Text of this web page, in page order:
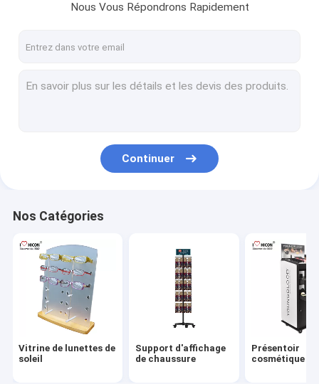
Montages de magasin d'habillement
Supports d'affichage de tuile
Présentoir d'accessoires
Supports métalliques à affichage
supports d'affichage en bois
Vitrine acrylique
présentoirs de plancher
Nous Vous Répondrons Rapidement
Continuer
Nos Catégories
Vitrine de lunettes de
soleil
Support d'affichage
de chaussure
Présentoir
cosmétique